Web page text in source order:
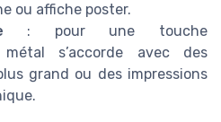
ou affiche poster.
: pour une touche
s’accorde avec des
grand ou des impressions